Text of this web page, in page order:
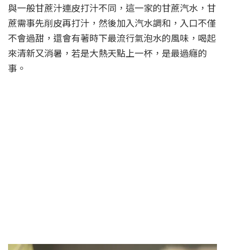
與一般甘蔗汁連皮打汁不同，這一家的甘蔗汽水，甘
蔗需事先削皮再打汁，然後加入汽水調和，入口不僅
不會過甜，還會有著時下最流行氣泡水的風味，喝起
來清新又消暑，若是大熱天點上一杯，是最過癮的
事 。